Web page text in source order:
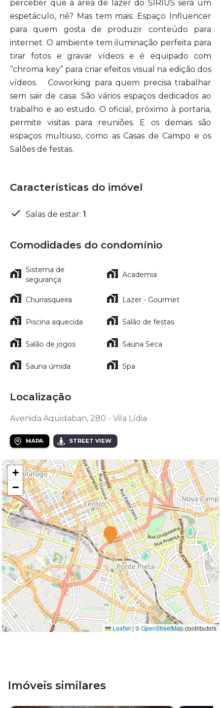
perceber que a área de lazer do SIRIUS será um
espetáculo, né? Mas tem mais: Espaço Influencer
para quem gosta de produzir conteúdo para
internet. O ambiente tem iluminação perfeita para
tirar fotos e gravar vídeos e é equipado com
“chroma key” para criar efeitos visual na edição dos
vídeos. Coworking para quem precisa trabalhar
sem sair de casa. São vários espaços dedicados ao
trabalho e ao estudo. O oficial, próximo à portaria,
permite visitas para reuniões. E os demais são
espaços multiuso, como as Casas de Campo e os
Salões de festas.
Características do imóvel
Salas de estar: 1
Comodidades do condomínio
Sistema de
segurança
Academia
Churrasqueira Lazer - Gourmet
Piscina aquecida Salão de festas
Salão de jogos Sauna Seca
Sauna úmida Spa
Localização
Avenida Aquidaban, 280 - Vila Lídia
MAPA STREET VIEW
+
−
Leaflet | ©OpenStreetMapcontributors
Imóveis similares